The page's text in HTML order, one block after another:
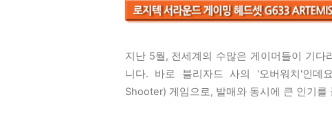
지난 5월, 전세계의 수많은 게이머들이 기
니다. 바로 블리자드 사의 '오버워치'인데
Shooter) 게임으로, 발매와 동시에 큰 인기를